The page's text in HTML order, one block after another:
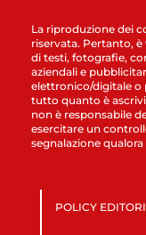
La riproduzione dei
riservata. Pertanto, è
di testi, fotografie,
aziendali e
elettronico/digitale o
tutto quanto è
non è responsabile
esercitare un
segnalazione
POLICY